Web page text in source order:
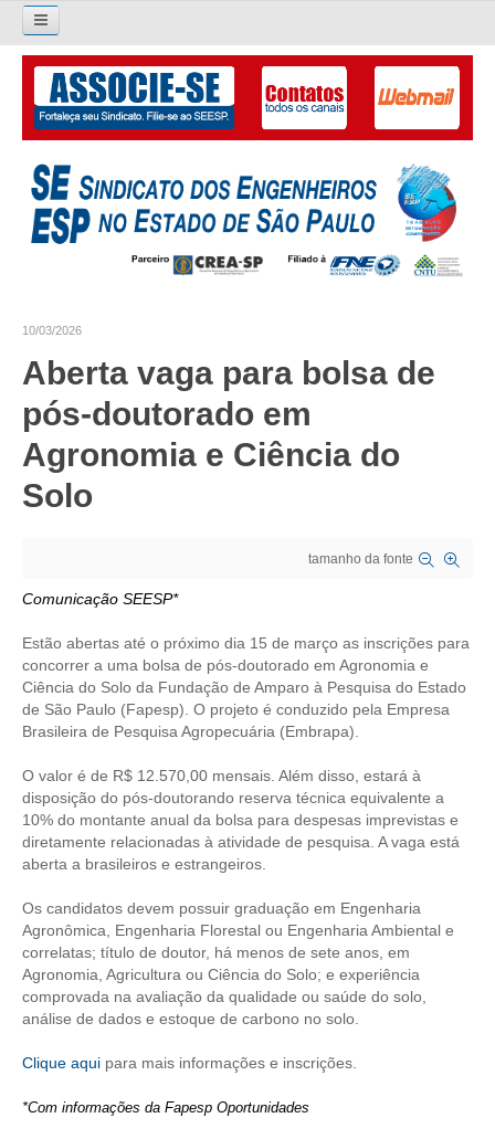
Pesquisar...
O SINDICATO
APRESENTAÇÃO
PALAVRA DO PRESIDENTE
SUBSEDES SINDICAIS
GALERIA EX-PRESIDENTES
ORGANOGRAMA
COMPOSIÇÃO
CONSELHOS ASSESSORES
NÚCLEO DA MULHER ENGENHEIRA
TRANSPARÊNCIA
CONSULTORIA
ACORDOS, CONVENÇÕES E DISSÍDIOS
CONTRIBUIÇÕES
CONTRIBUIÇÃO ASSISTENCIAL
CONTRIBUIÇÃO ASSOCIATIVA OU ANUIDADE DE SÓCIO
10/03/2026
Aberta vaga para bolsa de
pós-doutorado em
Agronomia e Ciência do
Solo
tamanho da fonte
Comunicação SEESP*
Estão abertas até o próximo dia 15 de março as inscrições para
concorrer a uma bolsa de pós-doutorado em Agronomia e
Ciência do Solo da Fundação de Amparo à Pesquisa do Estado
de São Paulo (Fapesp). O projeto é conduzido pela Empresa
Brasileira de Pesquisa Agropecuária (Embrapa).
O valor é de R$ 12.570,00 mensais. Além disso, estará à
disposição do pós-doutorando reserva técnica equivalente a
10% do montante anual da bolsa para despesas imprevistas e
diretamente relacionadas à atividade de pesquisa. A vaga está
aberta a brasileiros e estrangeiros.
Os candidatos devem possuir graduação em Engenharia
Agronômica, Engenharia Florestal ou Engenharia Ambiental e
correlatas; título de doutor, há menos de sete anos, em
Agronomia, Agricultura ou Ciência do Solo; e experiência
comprovada na avaliação da qualidade ou saúde do solo,
análise de dados e estoque de carbono no solo.
Clique aqui para mais informações e inscrições.
*Com informações da Fapesp Oportunidades